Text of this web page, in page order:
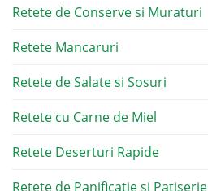
Retete de Conserve si Muraturi
Retete Mancaruri
Retete de Salate si Sosuri
Retete cu Carne de Miel
Retete Deserturi Rapide
Retete de Panificatie si Patiserie